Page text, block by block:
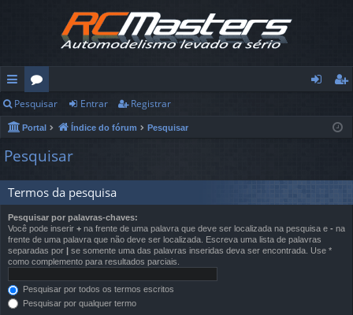
in
ks
rá
pi
d
os
ór
u
ns
ist
r
Pesquisar Entrar Registrar
Portal Índice do fórum Pesquisar
Pesquisar
Termos da pesquisa
Pesquisar por palavras-chaves:
Você pode inserir + na frente de uma palavra que deve ser localizada na pesquisa e - na
frente de uma palavra que não deve ser localizada. Escreva uma lista de palavras
separadas por | se somente uma das palavras inseridas deva ser encontrada. Use *
como complemento para resultados parciais.
Pesquisar por todos os termos escritos
Pesquisar por qualquer termo